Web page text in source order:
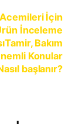
İçin
İnceleme
Tamir, Bakım
Konular
başlanır?